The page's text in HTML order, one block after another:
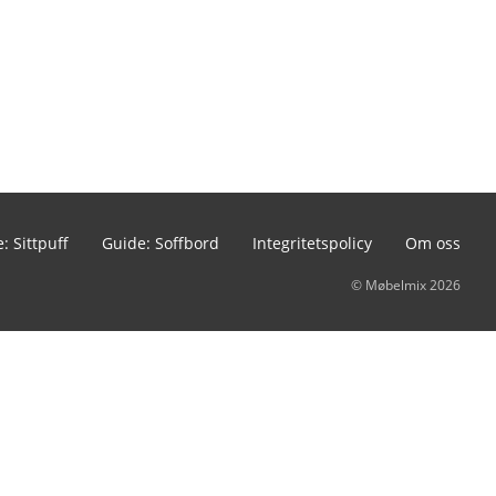
Sittpuff Guide: Soffbord Integritetspolicy Om oss
© Møbelmix 2026